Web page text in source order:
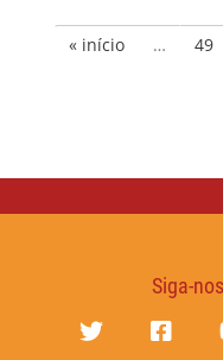
« início … 49
Siga-